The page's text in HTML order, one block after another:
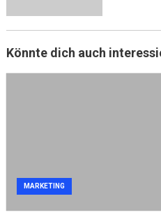
Könnte dich auch
MARKETING